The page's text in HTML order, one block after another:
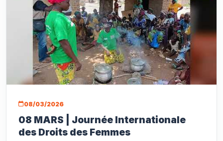
08/03/2026
08 MARS | Journée Internationale
des Droits des Femmes